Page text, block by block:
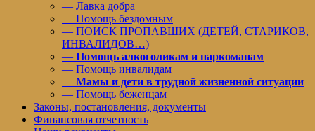
— Лавка добра
— Помощь бездомным
— ПОИСК ПРОПАВШИХ (ДЕТЕЙ, СТАРИКОВ,
ИНВАЛИДОВ…)
— Помощь алкоголикам и наркоманам
— Помощь инвалидам
— Мамы и дети в трудной жизненной ситуации
— Помощь беженцам
Законы, постановления, документы
Финансовая отчетность